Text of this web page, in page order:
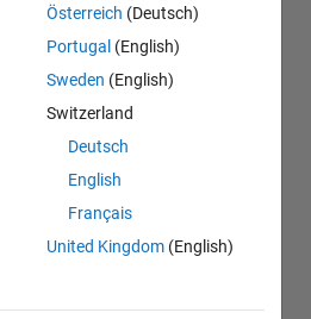
Österreich (Deutsch)
Portugal (English)
Sweden (English)
Switzerland
Deutsch
English
Français
United Kingdom (English)